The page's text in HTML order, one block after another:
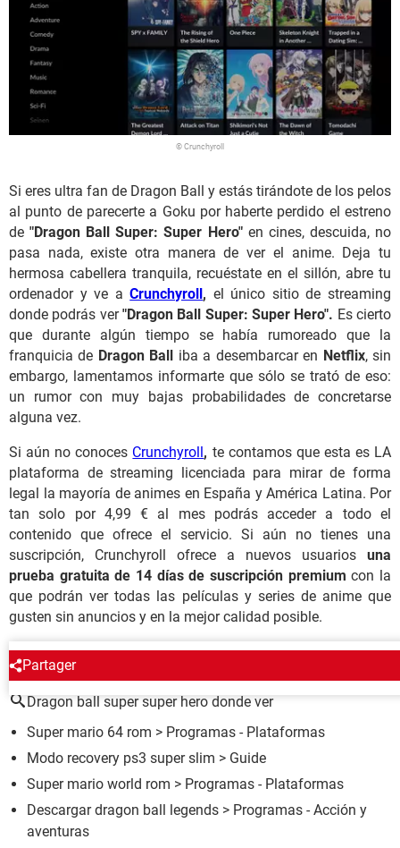
© Crunchyroll
Si eres ultra fan de Dragon Ball y estás tirándote de los pelos
al punto de parecerte a Goku por haberte perdido el estreno
de"Dragon Ball Super: Super Hero" en cines, descuida, no
pasa nada, existe otra manera de ver el anime. Deja tu
hermosa cabellera tranquila, recuéstate en el sillón, abre tu
ordenador y ve aCrunchyroll, el único sitio de streaming
donde podrás ver"Dragon Ball Super: Super Hero". Es cierto
que durante algún tiempo se había rumoreado que la
franquicia de Dragon Ball iba a desembarcar en Netflix, sin
embargo, lamentamos informarte que sólo se trató de eso:
un rumor con muy bajas probabilidades de concretarse
alguna vez.
Si aún no conoces Crunchyroll, te contamos que esta es LA
plataforma de streaming licenciada para mirar de forma
legal la mayoría de animes en España y América Latina. Por
tan solo por 4,99 € al mes podrás acceder a todo el
contenido que ofrece el servicio. Si aún no tienes una
suscripción, Crunchyroll ofrece a nuevos usuarios una
prueba gratuita de 14 días de suscripción premium con la
que podrán ver todas las películas y series de anime que
gusten sin anuncios y en la mejor calidad posible.
Partager
ALREDEDOR DEL MISMO TEMA
Dragon ball super super hero donde ver
Super mario 64 rom > Programas - Plataformas
Modo recovery ps3 super slim > Guide
Super mario world rom > Programas - Plataformas
Descargar dragon ball legends > Programas - Acción y
aventuras